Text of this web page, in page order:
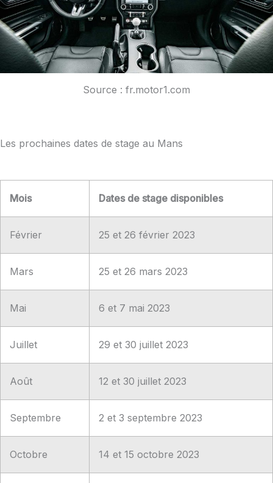
Source : fr.motor1.com
Les prochaines dates de stage au Mans
Mois Dates de stage disponibles
Février 25 et 26 février 2023
Mars 25 et 26 mars 2023
Mai 6 et 7 mai 2023
Juillet 29 et 30 juillet 2023
Août 12 et 30 juillet 2023
Septembre 2 et 3 septembre 2023
Octobre 14 et 15 octobre 2023